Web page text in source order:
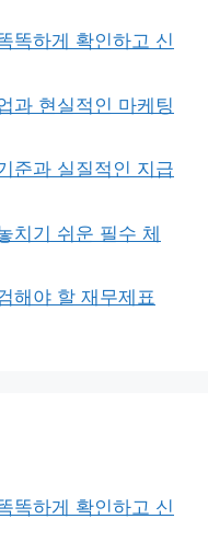
똑하게 확인하고 신
과 현실적인 마케팅
준과 실질적인 지급
치기 쉬운 필수 체
해야 할 재무제표
똑하게 확인하고 신